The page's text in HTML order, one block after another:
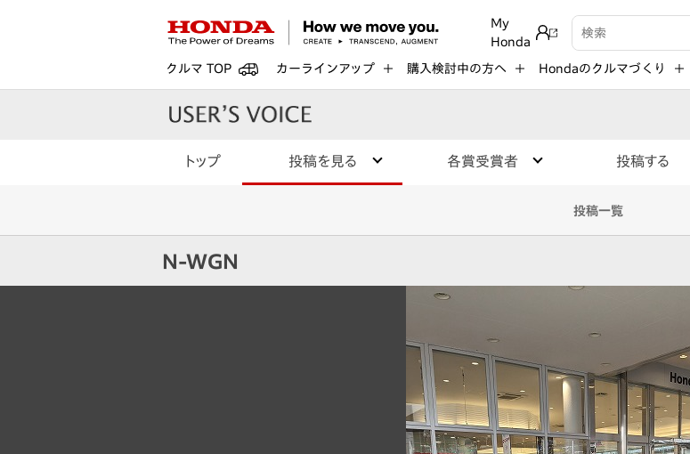
My
Honda
検索キーワード入力
クルマ TOP カーラインアップ 購入検討中の方へ Hondaのクルマづくり
トップ 投稿を見る 各賞受賞者 投稿する
投稿一覧
N-WGN